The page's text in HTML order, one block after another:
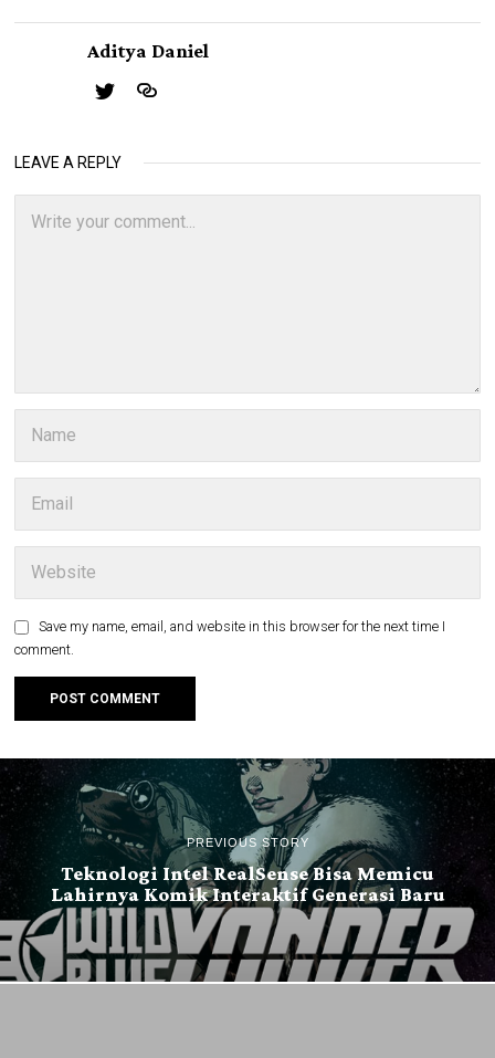
Aditya Daniel
LEAVE A REPLY
Save my name, email, and website in this browser for the next time I
comment.
PREVIOUS STORY
Teknologi Intel RealSense Bisa Memicu
Lahirnya Komik Interaktif Generasi Baru